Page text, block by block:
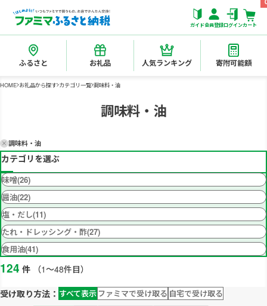
ガイド会員登録ログインカート
ふるさと お礼品 人気ランキング 寄附可能額
HOME お礼品から探す カテゴリ一覧 調味料・油
調味料・油
調味料・油
カテゴリを選ぶ
味噌(26)
醤油(22)
塩・だし(11)
たれ・ドレッシング・酢(27)
食用油(41)
124 件 （1～48件目）
受け取り方法： すべて表示ファミマで受け取る 自宅で受け取る